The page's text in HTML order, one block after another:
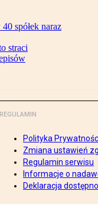
spółek naraz
straci
REGULAMIN
Polityka
Zmiana ustawień
Regulamin serwisu
Informacje o
Deklaracja